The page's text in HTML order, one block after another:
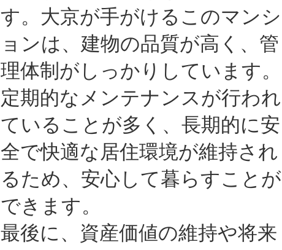
す。大京が手がけるこのマンシ
ョンは、建物の品質が高く、管
理体制がしっかりしています。
定期的なメンテナンスが行われ
ていることが多く、長期的に安
全で快適な居住環境が維持され
るため、安心して暮らすことが
できます。
最後に、資産価値の維持や将来